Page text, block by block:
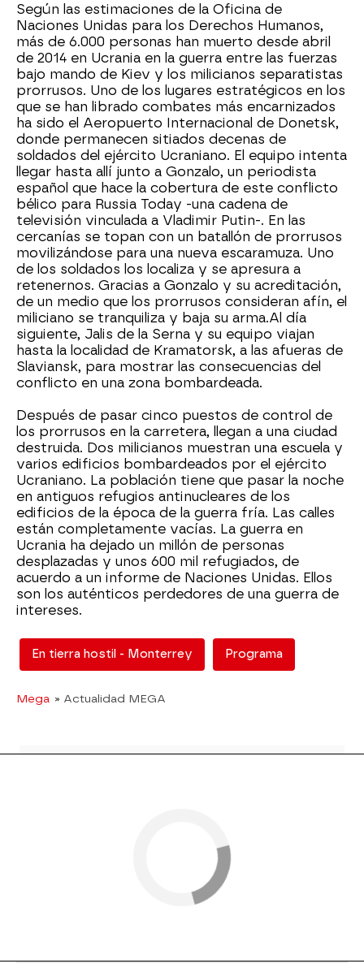
Según las estimaciones de la Oficina de
Naciones Unidas para los Derechos Humanos,
más de 6.000 personas han muerto desde abril
de 2014 en Ucrania en la guerra entre las fuerzas
bajo mando de Kiev y los milicianos separatistas
prorrusos. Uno de los lugares estratégicos en los
que se han librado combates más encarnizados
ha sido el Aeropuerto Internacional de Donetsk,
donde permanecen sitiados decenas de
soldados del ejército Ucraniano. El equipo intenta
llegar hasta allí junto a Gonzalo, un periodista
español que hace la cobertura de este conflicto
bélico para Russia Today -una cadena de
televisión vinculada a Vladimir Putin-. En las
cercanías se topan con un batallón de prorrusos
movilizándose para una nueva escaramuza. Uno
de los soldados los localiza y se apresura a
retenernos. Gracias a Gonzalo y su acreditación,
de un medio que los prorrusos consideran afín, el
miliciano se tranquiliza y baja su arma.Al día
siguiente, Jalis de la Serna y su equipo viajan
hasta la localidad de Kramatorsk, a las afueras de
Slaviansk, para mostrar las consecuencias del
conflicto en una zona bombardeada.
Después de pasar cinco puestos de control de
los prorrusos en la carretera, llegan a una ciudad
destruida. Dos milicianos muestran una escuela y
varios edificios bombardeados por el ejército
Ucraniano. La población tiene que pasar la noche
en antiguos refugios antinucleares de los
edificios de la época de la guerra fría. Las calles
están completamente vacías. La guerra en
Ucrania ha dejado un millón de personas
desplazadas y unos 600 mil refugiados, de
acuerdo a un informe de Naciones Unidas. Ellos
son los auténticos perdedores de una guerra de
intereses.
En tierra hostil - Monterrey Programa
Mega » Actualidad MEGA